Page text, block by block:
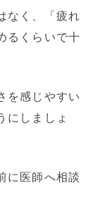
なく、「疲れ
るくらいで十
を感じやすい
にしましょ
に医師へ相談